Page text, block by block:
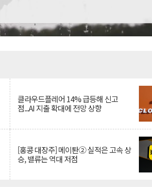
클라우드플레어 14% 급등해 신고
점...AI 지출 확대에 전망 상향
[홍콩 대장주] 메이퇀② 실적은 고속 상
승, 밸류는 역대 저점